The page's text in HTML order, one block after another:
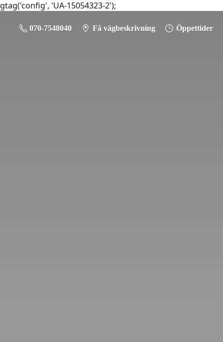
gtag('config', 'UA-15054323-2');
070-7548040 Få vägbeskrivning Öppettider